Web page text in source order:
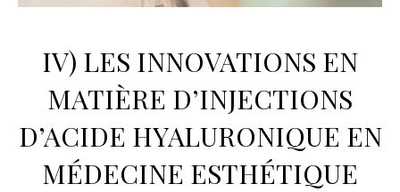
IV) LES INNOVATIONS EN
MATIÈRE D’INJECTIONS
D’ACIDE HYALURONIQUE EN
MÉDECINE ESTHÉTIQUE